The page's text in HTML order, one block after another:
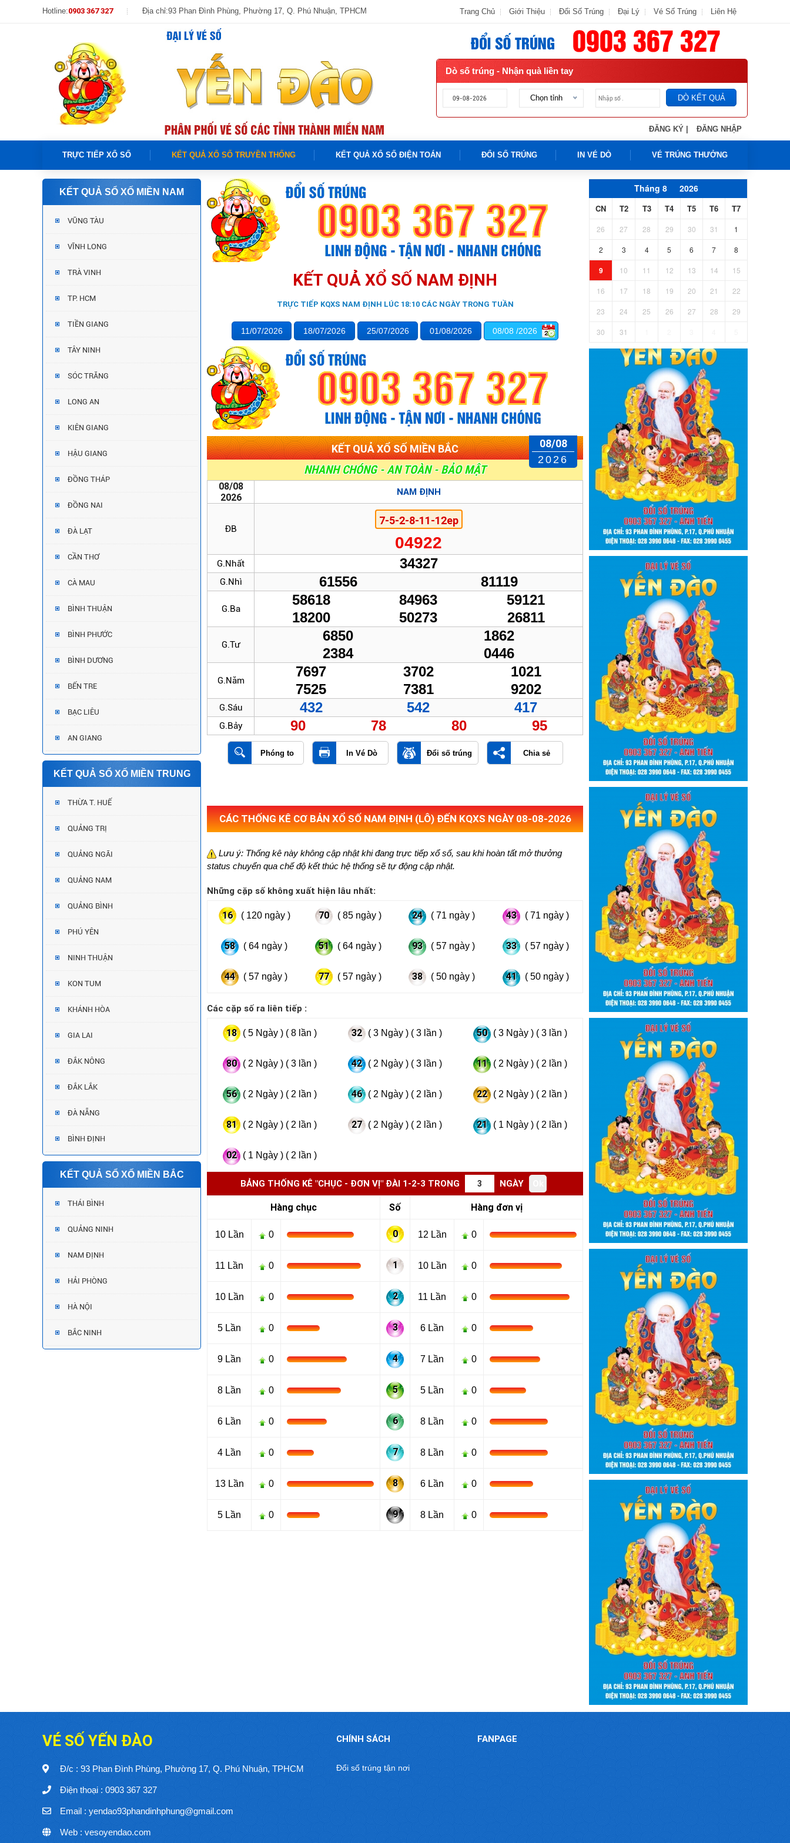
Hotline:0903 367 327 Địa chỉ:93 Phan Đình Phùng, Phường 17, Q. Phú Nhuận, TPHCM Trang Chủ Giới Thiệu Đổi Số Trúng Đại Lý Vé Số Trúng Liên Hệ
Dò số trúng - Nhận quà liền tay
Chọn tỉnh DÒ KẾT QUẢ
ĐĂNG KÝ | ĐĂNG NHẬP
TRỰC TIẾP XỔ SỐ KẾT QUẢ XỔ SỐ TRUYỀN THỐNG KẾT QUẢ XỔ SỐ ĐIỆN TOÁN ĐỔI SỐ TRÚNG IN VÉ DÒ VÉ TRÚNG THƯỞNG
KẾT QUẢ SỔ XỐ MIỀN NAM
VŨNG TÀU
VĨNH LONG
TRÀ VINH
TP. HCM
TIỀN GIANG
TÂY NINH
SÓC TRĂNG
LONG AN
KIÊN GIANG
HẬU GIANG
ĐỒNG THÁP
ĐỒNG NAI
ĐÀ LẠT
CẦN THƠ
CÀ MAU
BÌNH THUẬN
BÌNH PHƯỚC
BÌNH DƯƠNG
BẾN TRE
BẠC LIÊU
AN GIANG
KẾT QUẢ SỔ XỐ MIỀN TRUNG
THỪA T. HUẾ
QUẢNG TRỊ
QUẢNG NGÃI
QUẢNG NAM
QUẢNG BÌNH
PHÚ YÊN
NINH THUẬN
KON TUM
KHÁNH HÒA
GIA LAI
ĐẮK NÔNG
ĐẮK LẮK
ĐÀ NẴNG
BÌNH ĐỊNH
KẾT QUẢ SỔ XỐ MIỀN BẮC
THÁI BÌNH
QUẢNG NINH
NAM ĐỊNH
HẢI PHÒNG
HÀ NỘI
BẮC NINH
KẾT QUẢ XỔ SỐ NAM ĐỊNH
TRỰC TIẾP KQXS NAM ĐỊNH LÚC 18:10 CÁC NGÀY TRONG TUẦN
11/07/2026 18/07/2026 25/07/2026 01/08/2026 08/08/2026
KẾT QUẢ XỔ SỐ MIỀN BẮC 08/08
2026
VÉ SỐ YẾN ĐÀO
08/08
2026
NAM ĐỊNH
ĐB
7-5-2-8-11-12ep
04922
G.Nhất 34327
G.Nhì 61556 81119
G.Ba
58618 84963
59121
18200
50273 26811
G.Tư
6850
1862
2384
0446
G.Năm
7697 3702
1021
7525
7381 9202
G.Sáu 432 542 417
G.Bảy 90 78 80 95
Phóng to In Vé Dò Đổi số trúng Chia sẻ
CÁC THỐNG KÊ CƠ BẢN XỔ SỐ NAM ĐỊNH (LÔ) ĐẾN KQXS NGÀY 08-08-2026
Lưu ý: Thống kê này không cập nhật khi đang trực tiếp xổ số, sau khi hoàn tất mở thưởng
status chuyển qua chế độ kết thúc hệ thống sẽ tự động cập nhật.
Những cặp số không xuất hiện lâu nhất:
16 ( 120 ngày ) 70 ( 85 ngày ) 24 ( 71 ngày ) 43 ( 71 ngày )
58 ( 64 ngày ) 51 ( 64 ngày ) 93 ( 57 ngày ) 33 ( 57 ngày )
44 ( 57 ngày ) 77 ( 57 ngày ) 38 ( 50 ngày ) 41 ( 50 ngày )
Các cặp số ra liên tiếp :
18 ( 5 Ngày ) ( 8 lần ) 32 ( 3 Ngày ) ( 3 lần ) 50 ( 3 Ngày ) ( 3 lần )
80 ( 2 Ngày ) ( 3 lần ) 42 ( 2 Ngày ) ( 3 lần ) 11 ( 2 Ngày ) ( 2 lần )
56 ( 2 Ngày ) ( 2 lần ) 46 ( 2 Ngày ) ( 2 lần ) 22 ( 2 Ngày ) ( 2 lần )
81 ( 2 Ngày ) ( 2 lần ) 27 ( 2 Ngày ) ( 2 lần ) 21 ( 1 Ngày ) ( 2 lần )
02 ( 1 Ngày ) ( 2 lần )
BẢNG THỐNG KÊ "CHỤC - ĐƠN VỊ" ĐÀI 1-2-3 TRONG NGÀY
Hàng chục Số Hàng đơn vị
10 Lần 0 0 12 Lần 0
11 Lần 0 1 10 Lần 0
10 Lần 0 2 11 Lần 0
5 Lần 0 3 6 Lần 0
9 Lần 0 4 7 Lần 0
8 Lần 0 5 5 Lần 0
6 Lần 0 6 8 Lần 0
4 Lần 0 7 8 Lần 0
13 Lần 0 8 6 Lần 0
5 Lần 0 9 8 Lần 0
Tháng 8 2026
CN T2 T3 T4 T5 T6 T7
26 27 28 29 30 31 1
2 3 4 5 6 7 8
9 10 11 12 13 14 15
16 17 18 19 20 21 22
23 24 25 26 27 28 29
30 31
VÉ SỐ YẾN ĐÀO
Đ/c : 93 Phan Đình Phùng, Phường 17, Q. Phú Nhuận, TPHCM
Điện thoại : 0903 367 327
Email : yendao93phandinhphung@gmail.com
Web : vesoyendao.com
FANPAGE
CHÍNH SÁCH
Đổi số trúng tận nơi